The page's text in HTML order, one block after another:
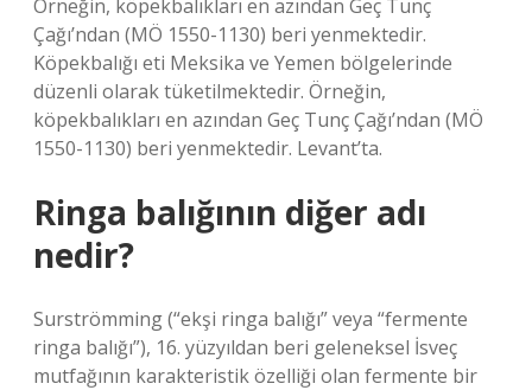
Örneğin, köpekbalıkları en azından Geç Tunç
Çağı’ndan (MÖ 1550-1130) beri yenmektedir.
Köpekbalığı eti Meksika ve Yemen bölgelerinde
düzenli olarak tüketilmektedir. Örneğin,
köpekbalıkları en azından Geç Tunç Çağı’ndan (MÖ
1550-1130) beri yenmektedir. Levant’ta.
Ringa balığının diğer adı
nedir?
Surströmming (“ekşi ringa balığı” veya “fermente
ringa balığı”), 16. yüzyıldan beri geleneksel İsveç
mutfağının karakteristik özelliği olan fermente bir